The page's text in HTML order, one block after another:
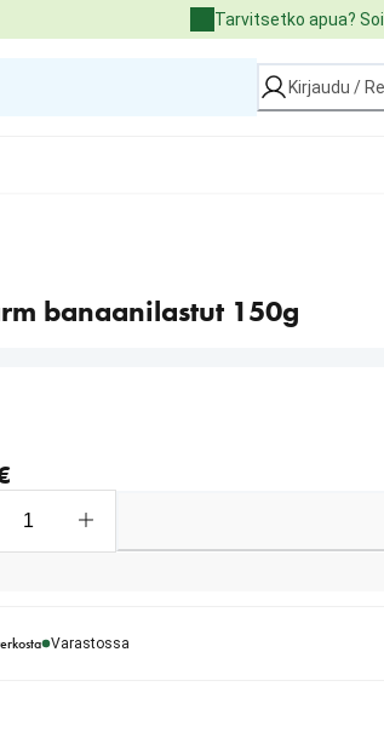
Tarvitsetko apua?
Kirjaudu /
banaanilastut 150g
Varastossa